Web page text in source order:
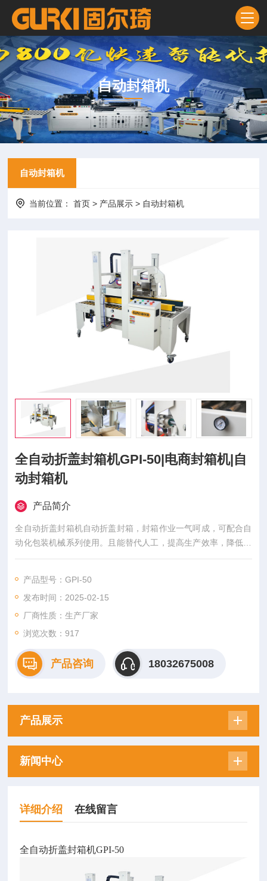
自动封箱机
自动封箱机
当前位置：首页 > 产品展示 > 自动封箱机
全自动折盖封箱机GPI-50|电商封箱机|自
动封箱机
产品简介
全自动折盖封箱机自动折盖封箱，封箱作业一气呵成，可配合自
动化包装机械系列使用。且能替代人工，提高生产效率，降低成
本，可节省5-10%耗材。该款折盖封箱机广泛应用于食品、医
产品型号：GPI-50
发布时间：2025-02-15
厂商性质：生产厂家
浏览次数：917
产品咨询 18032675008
产品展示
新闻中心
详细介绍 在线留言
全自动折盖封箱机GPI-50